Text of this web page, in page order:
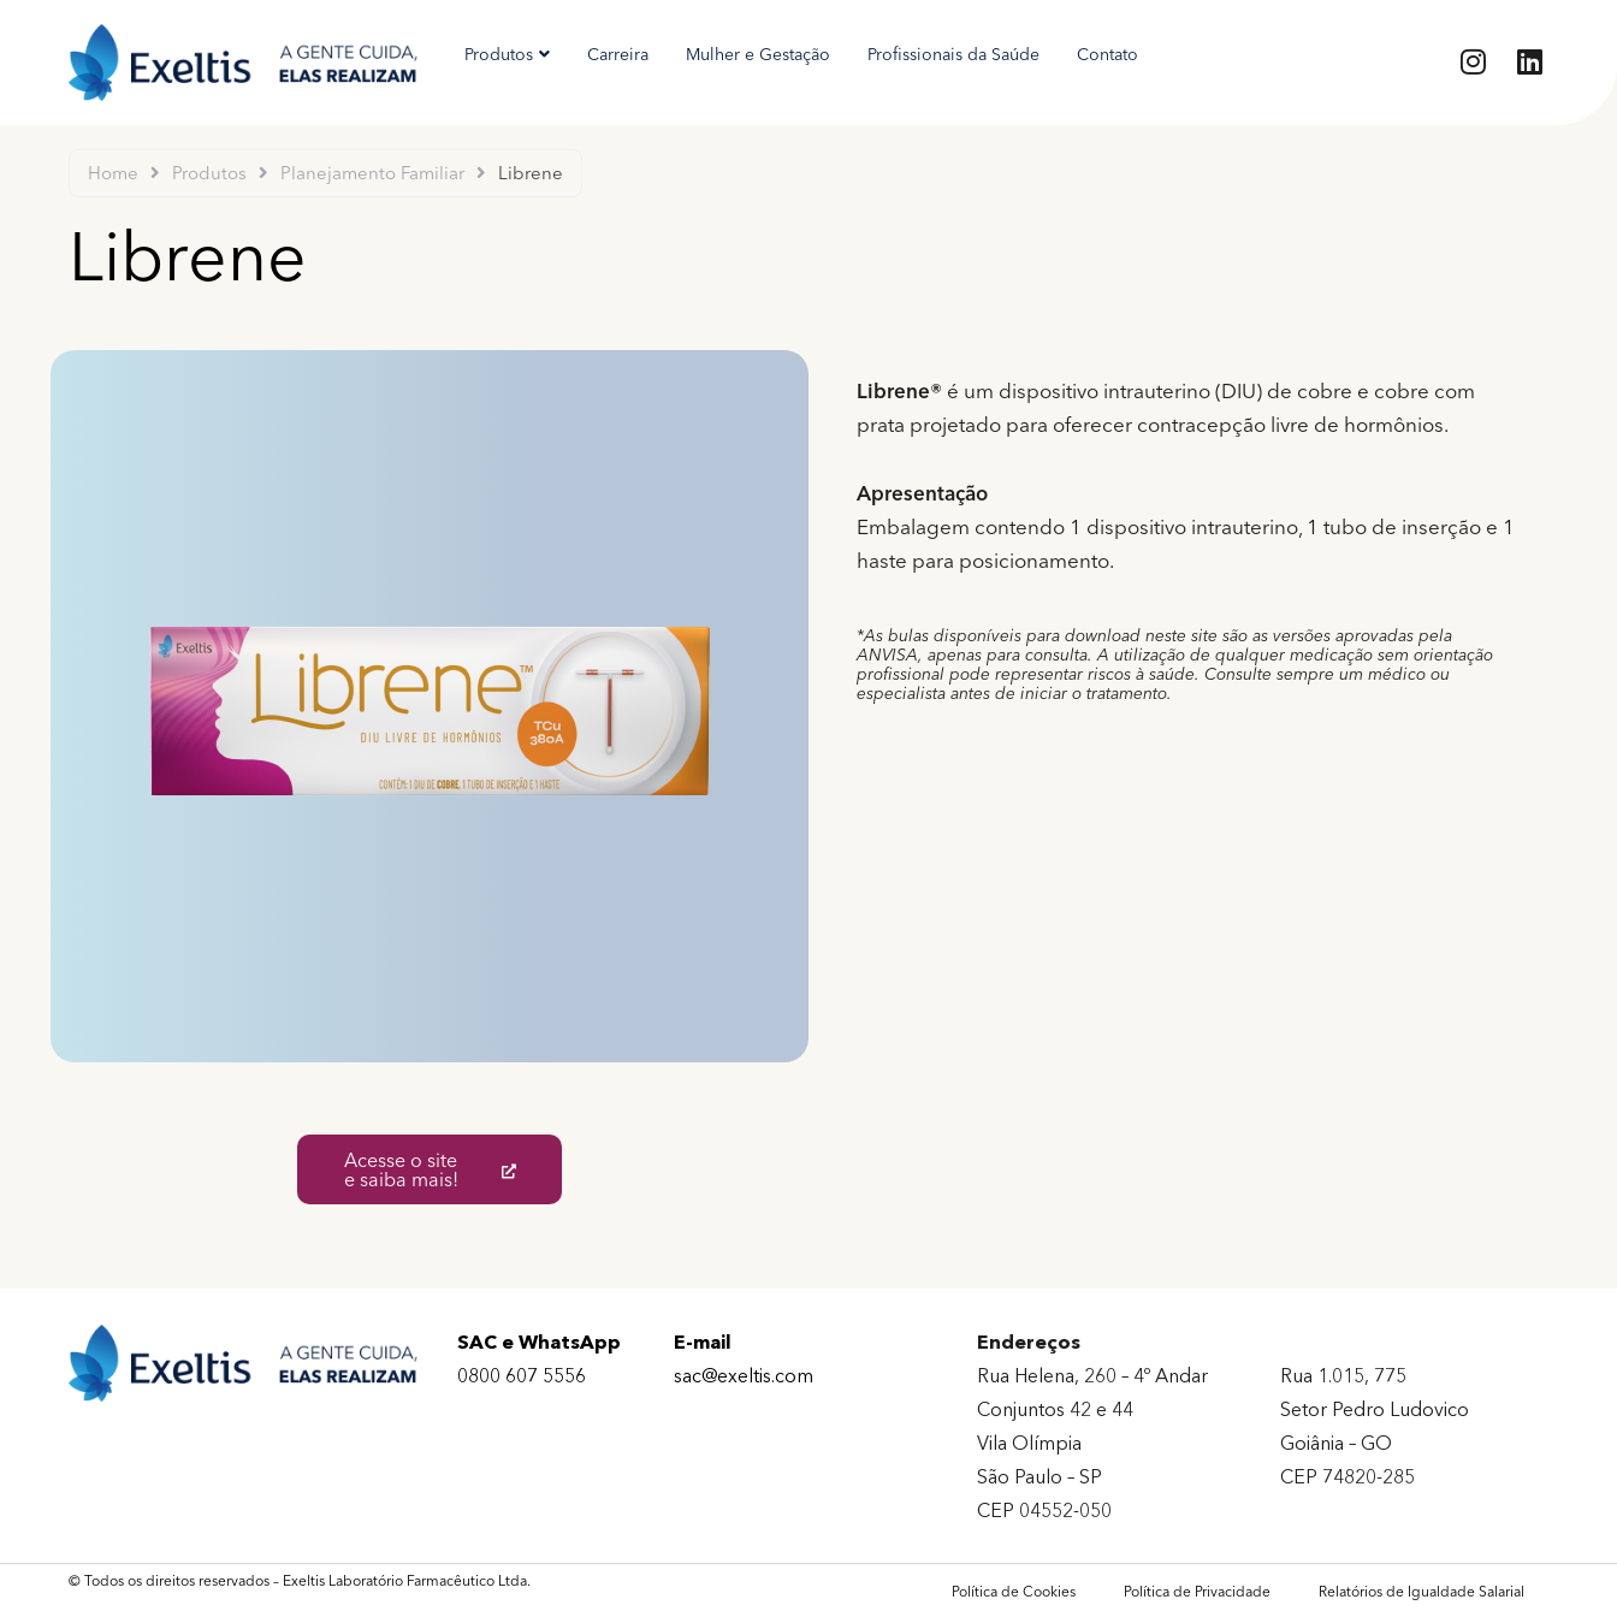
Produtos Carreira Mulher e Gestação Profissionais da Saúde Contato
Home Produtos Planejamento Familiar Librene
Librene
Acesse o site
e saiba mais!
Librene® é um dispositivo intrauterino (DIU) de cobre e cobre com
prata projetado para oferecer contracepção livre de hormônios.
Apresentação
Embalagem contendo 1 dispositivo intrauterino, 1 tubo de inserção e 1
haste para posicionamento.
*As bulas disponíveis para download neste site são as versões aprovadas pela
ANVISA, apenas para consulta. A utilização de qualquer medicação sem orientação
profissional pode representar riscos à saúde. Consulte sempre um médico ou
especialista antes de iniciar o tratamento.
SAC e WhatsApp
0800 607 5556
E-mail
sac@exeltis.com
Endereços
Rua Helena, 260 – 4º Andar
Conjuntos 42 e 44
Vila Olímpia
São Paulo – SP
CEP 04552-050
Rua 1.015, 775
Setor Pedro Ludovico
Goiânia – GO
CEP 74820-285
© Todos os direitos reservados – Exeltis Laboratório Farmacêutico Ltda.
Política de Cookies Política de Privacidade Relatórios de Igualdade Salarial